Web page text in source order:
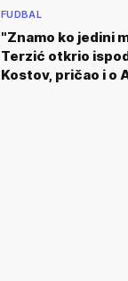
FUDBAL
"Znamo ko jedini
Terzić otkrio
Kostov, pričao i o